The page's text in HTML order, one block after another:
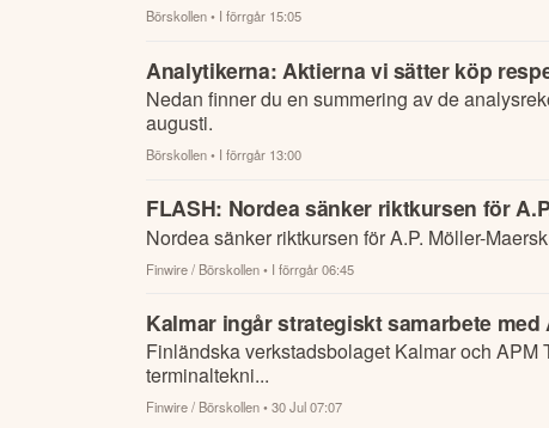
Börskollen• I förrgår 15:05
Analytikerna: Aktierna vi sätter köp
Nedan finner du en summering av de
augusti.
Börskollen• I förrgår 13:00
FLASH: Nordea sänker riktkursen för
Nordea sänker riktkursen för A.P. Möller-
Finwire / Börskollen• I förrgår 06:45
Kalmar ingår strategiskt samarbete med
Finländska verkstadsbolaget Kalmar och APM
terminaltekni...
Finwire / Börskollen• 30 Jul 07:07